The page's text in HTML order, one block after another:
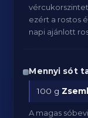
ezért a rostos
napi ajánlott
Mennyi sót
100 g
A magas